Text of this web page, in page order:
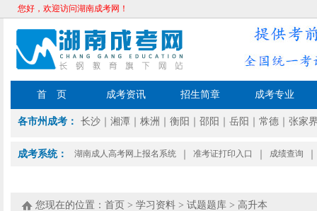
您好，欢迎访问湖南成考网！
首 页 成考资讯 招生简章 成考专业
各市州成考： 长沙 湘潭 株洲 衡阳 邵阳 岳阳 常德 张家
成考系统： 湖南成人高考网上报名系统 准考证打印入口 成绩查询
您现在的位置： 首页 > 学习资料 > 试题题库 > 高升本